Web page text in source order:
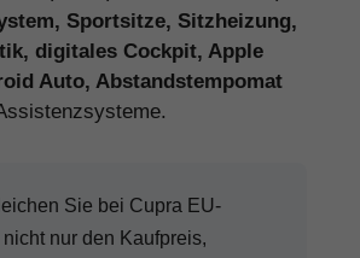
Sportsitze, Sitzheizung,
digitales Cockpit, Apple
Auto, Abstandstempomat
Sie bei Cupra EU-
nur den Kaufpreis,